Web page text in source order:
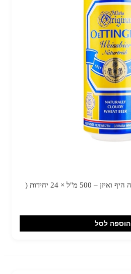
בירה אוטינגר פחיות מחיטה היף ואיזן – 500 מ"ל × 24 יחידות (
הוספה לסל